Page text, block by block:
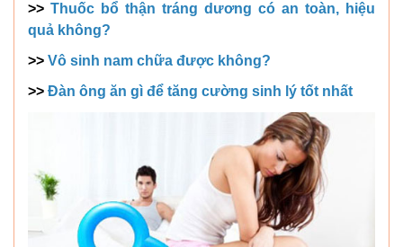
>> Thuốc bổ thận tráng dương có an toàn, hiệu
quả không?
>> Vô sinh nam chữa được không?
>> Đàn ông ăn gì để tăng cường sinh lý tốt nhất